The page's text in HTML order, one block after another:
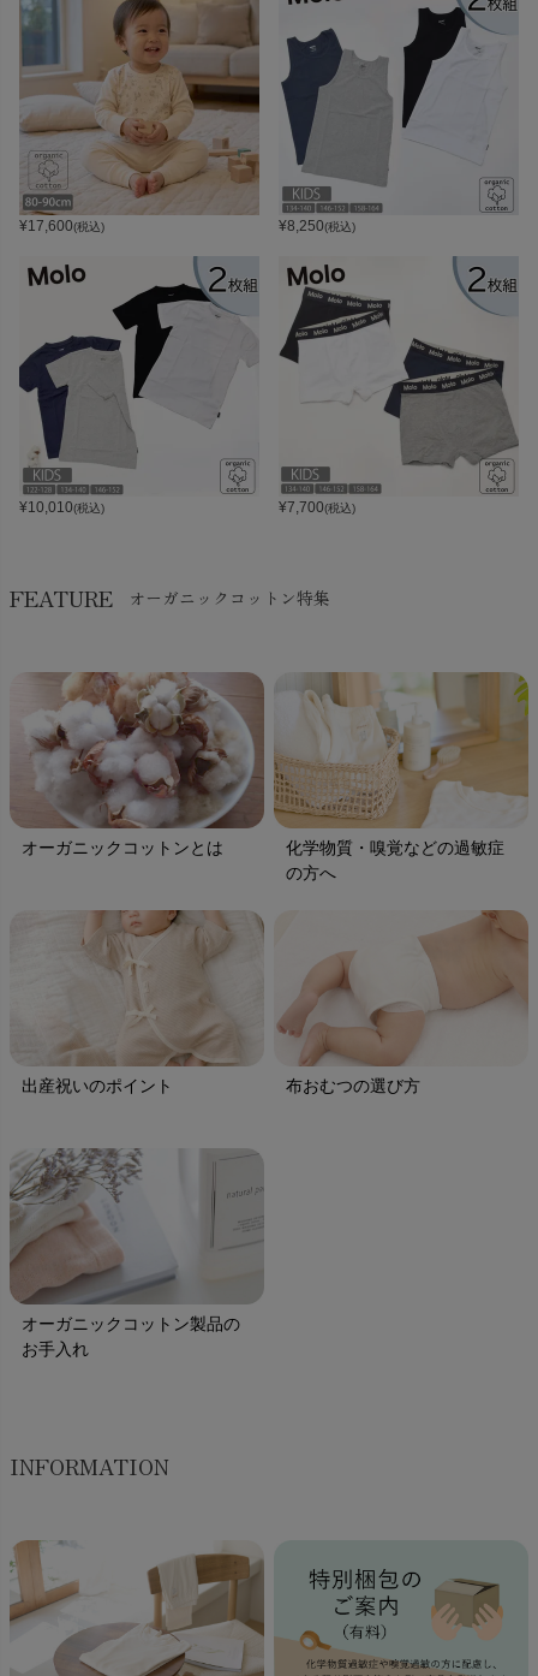
¥17,600(税込) ¥8,250(税込)
¥10,010(税込) ¥7,700(税込)
FEATURE オーガニックコットン特集
オーガニックコットンとは
化学物質・嗅覚などの過敏症
の方へ
出産祝いのポイント 布おむつの選び方
オーガニックコットン製品の
お手入れ
INFORMATION